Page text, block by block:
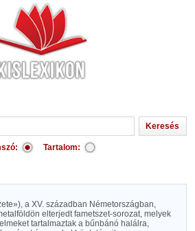
Tartalom:
a XV. században Németországban,
elterjedt fametszet-sorozat, melyek
tartalmaztak a bűnbánó halálra,